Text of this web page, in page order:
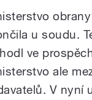
u soudu.
ve
ale
V nyní